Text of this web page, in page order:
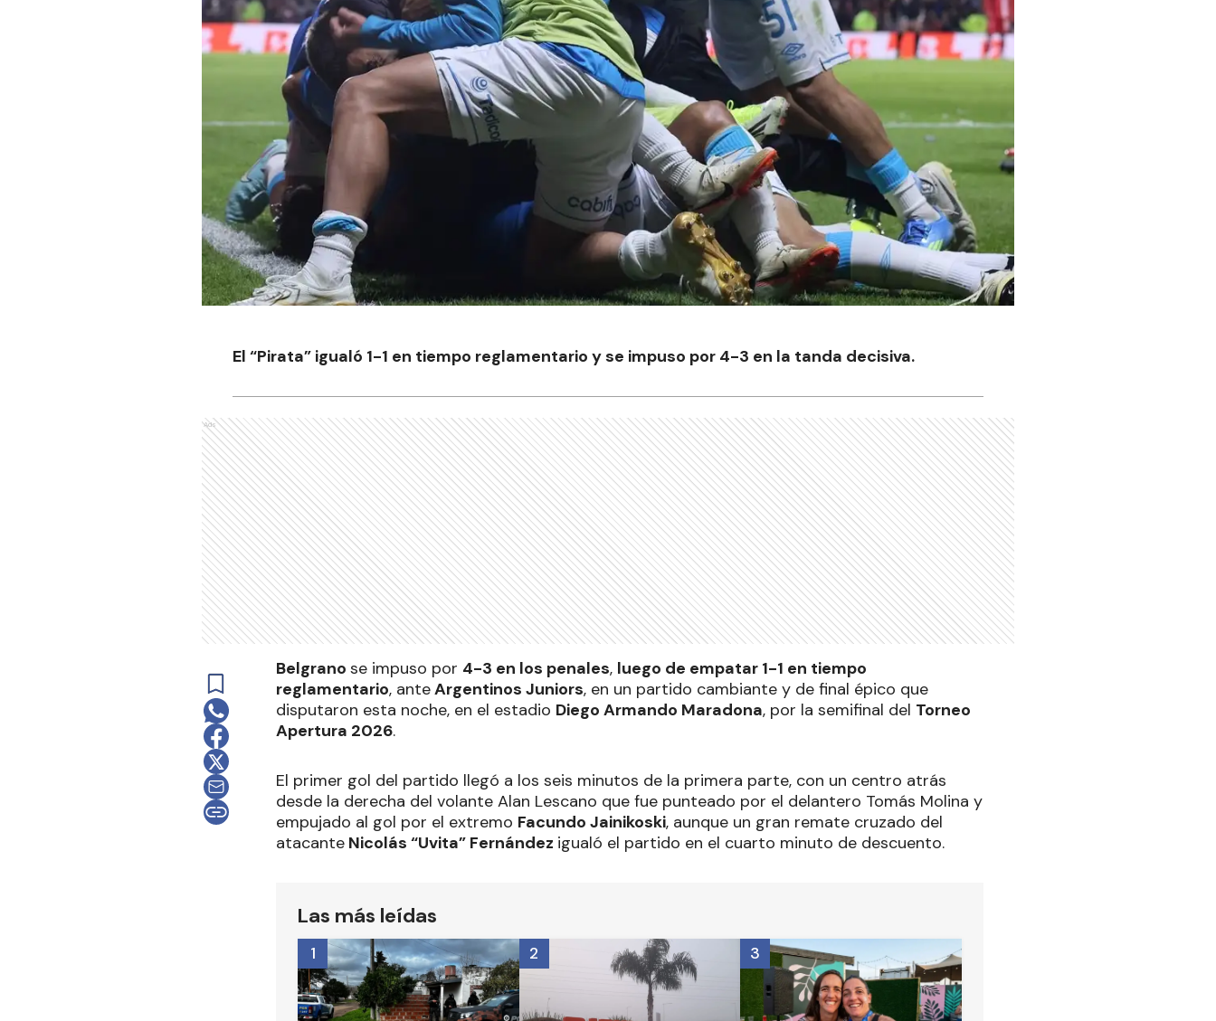
El “Pirata” igualó 1-1 en tiempo reglamentario y se impuso por 4-3 en la tanda decisiva.
Ads
Belgrano se impuso por 4-3 en los penales, luego de empatar 1-1 en tiempo
reglamentario, anteArgentinos Juniors, en un partido cambiante y de final épico que
disputaron esta noche, en el estadio Diego Armando Maradona, por la semifinal del Torneo
Apertura 2026.
El primer gol del partido llegó a los seis minutos de la primera parte, con un centro atrás
desde la derecha del volante Alan Lescano que fue punteado por el delantero Tomás Molina y
empujado al gol por el extremo Facundo Jainikoski, aunque un gran remate cruzado del
atacante Nicolás “Uvita” Fernández igualó el partido en el cuarto minuto de descuento.
Las más leídas
1 2 3